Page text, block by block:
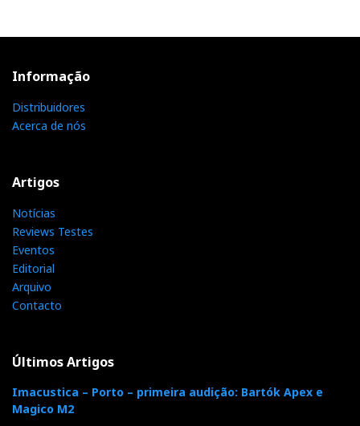
Informação
Distribuidores
Acerca de nós
Artigos
Notícias
Reviews Testes
Eventos
Editorial
Arquivo
Contacto
Últimos Artigos
Imacustica – Porto – primeira audição: Bartók Apex e
Magico M2